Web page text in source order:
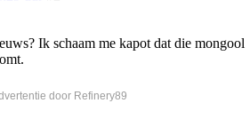
Ik schaam me kapot dat die mongool
door Refinery89